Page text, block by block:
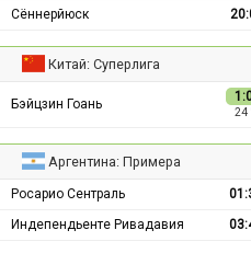
Сённерйюск
Китай: Суперлига
Бэйцзин Гоань
24 ′
Аргентина: Примера
Росарио Сентраль
Индепендьенте Ривадавия